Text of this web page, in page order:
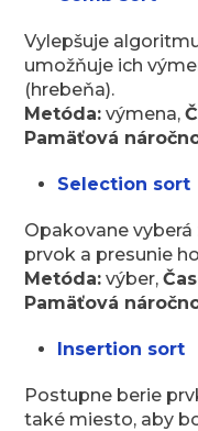
Vylepšuje
umožňuje ich
(hrebeňa).
Metóda: výmena,
Pamäťová
Selection sort
Opakovane
prvok a presunie
Metóda: výber,
Pamäťová
Insertion sort
Postupne berie
také miesto, aby